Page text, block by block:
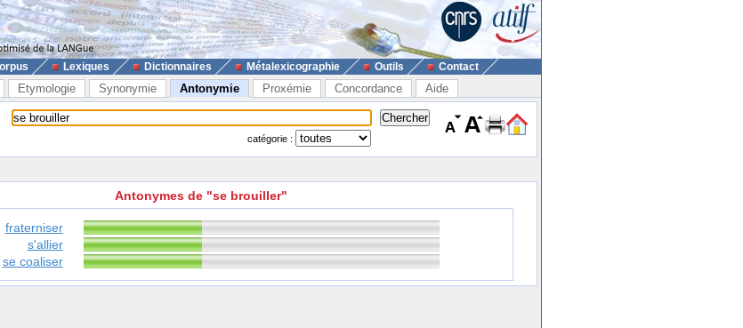
Lexiques Dictionnaires Métalexicographie Outils Contact
Etymologie Synonymie Antonymie Proxémie Concordance Aide
catégorie :
Antonymes de "se brouiller"
fraterniser
s'allier
se coaliser